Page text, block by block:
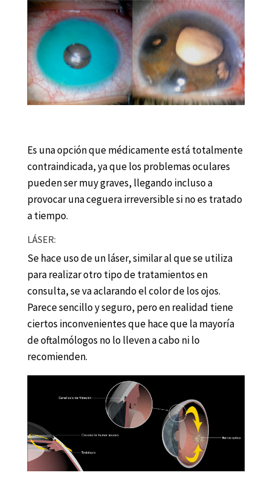
Es una opción que médicamente está totalmente
contraindicada, ya que los problemas oculares
pueden ser muy graves, llegando incluso a
provocar una ceguera irreversible si no es tratado
a tiempo.
LÁSER:
Se hace uso de un láser, similar al que se utiliza
para realizar otro tipo de tratamientos en
consulta, se va aclarando el color de los ojos.
Parece sencillo y seguro, pero en realidad tiene
ciertos inconvenientes que hace que la mayoría
de oftalmólogos no lo lleven a cabo ni lo
recomienden.